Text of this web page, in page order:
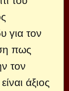
για τον
πως
τον
άξιος